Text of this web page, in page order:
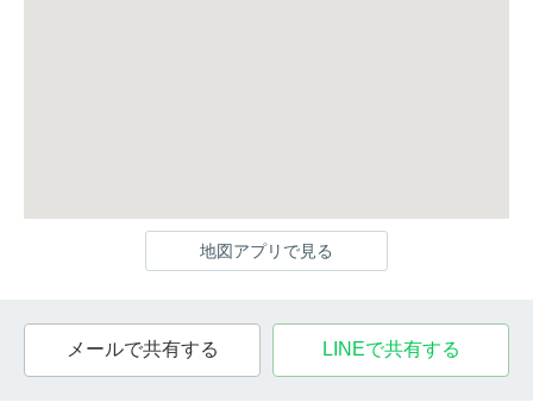
地図アプリで見る
メールで共有する LINEで共有する